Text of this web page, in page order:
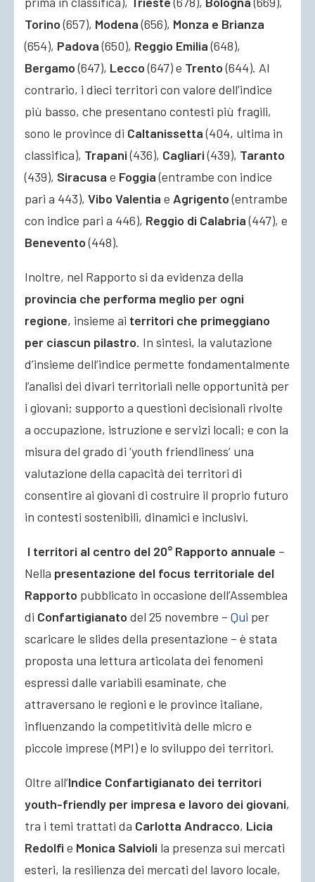
Torino(657), Modena(656), Monza e Brianza
(654), Padova(650), Reggio Emilia(648),
Bergamo(647), Lecco(647) e Trento(644). Al
contrario, i dieci territori con valore dell’indice
più basso, che presentano contesti più fragili,
sono le province di Caltanissetta(404, ultima in
classifica), Trapani(436), Cagliari(439), Taranto
(439), Siracusa e Foggia(entrambe con indice
pari a 443), Vibo Valentia e Agrigento(entrambe
con indice pari a 446), Reggio di Calabria(447), e
Benevento(448).
Inoltre, nel Rapporto si da evidenza della
provincia che performa meglio per ogni
regione, insieme ai territori che primeggiano
per ciascun pilastro. In sintesi, la valutazione
d’insieme dell’indice permette fondamentalmente
l’analisi dei divari territoriali nelle opportunità per
i giovani; supporto a questioni decisionali rivolte
a occupazione, istruzione e servizi locali; e con la
misura del grado di ‘youth friendliness’ una
valutazione della capacità dei territori di
consentire ai giovani di costruire il proprio futuro
in contesti sostenibili, dinamici e inclusivi.
I territori al centro del 20° Rapporto annuale –
Nella presentazione del focus territoriale del
Rapporto pubblicato in occasione dell’Assemblea
di Confartigianato del 25 novembre – Qui per
scaricare le slides della presentazione – è stata
proposta una lettura articolata dei fenomeni
espressi dalle variabili esaminate, che
attraversano le regioni e le province italiane,
influenzando la competitività delle micro e
piccole imprese (MPI) e lo sviluppo dei territori.
Oltre all’Indice Confartigianato dei territori
youth-friendly per impresa e lavoro dei giovani,
tra i temi trattati da Carlotta Andracco, Licia
Redolfi e Monica Salvioli la presenza sui mercati
esteri, la resilienza dei mercati del lavoro locale,